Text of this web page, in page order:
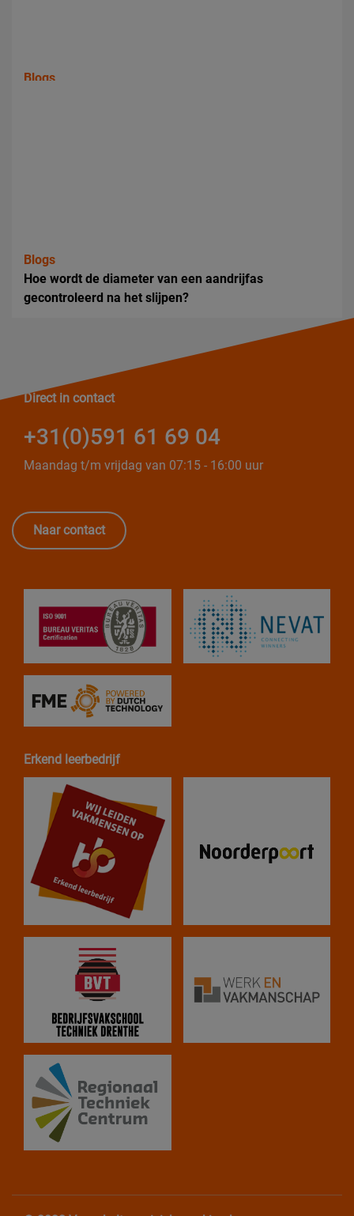
Blogs
Blogs
Hoe wordt de diameter van een aandrijfas
gecontroleerd na het slijpen?
Direct in contact
+31(0)591 61 69 04
Maandag t/m vrijdag van 07:15 - 16:00 uur
Naar contact
Erkend leerbedrijf